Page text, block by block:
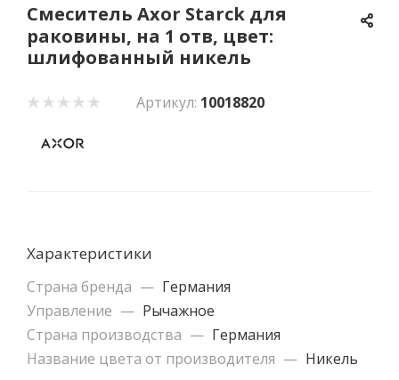
Cмеситель Axor Starck для
раковины, на 1 отв, цвет:
шлифованный никель
Артикул: 10018820
Характеристики
Страна бренда — Германия
Управление — Рычажное
Страна производства — Германия
Название цвета от производителя — Никель